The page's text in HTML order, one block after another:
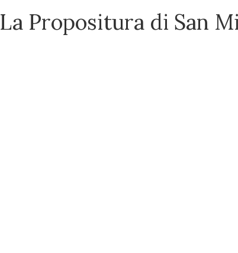
La Propositura di San